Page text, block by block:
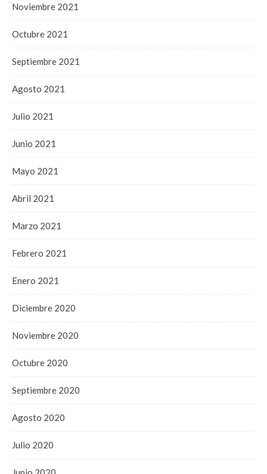
Noviembre 2021
Octubre 2021
Septiembre 2021
Agosto 2021
Julio 2021
Junio 2021
Mayo 2021
Abril 2021
Marzo 2021
Febrero 2021
Enero 2021
Diciembre 2020
Noviembre 2020
Octubre 2020
Septiembre 2020
Agosto 2020
Julio 2020